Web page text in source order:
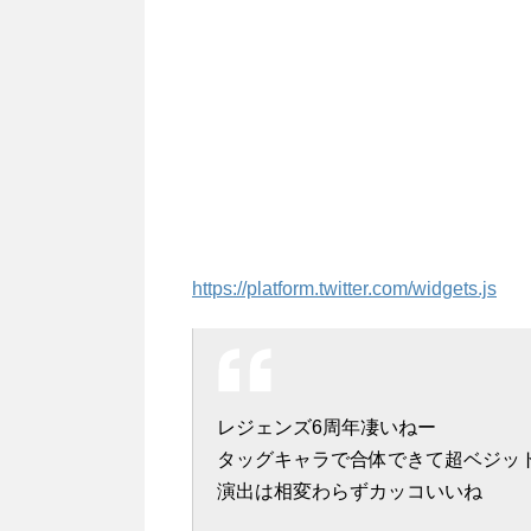
https://platform.twitter.com/widgets.js
レジェンズ6周年凄いねー
タッグキャラで合体できて超ベジッ
演出は相変わらずカッコいいね